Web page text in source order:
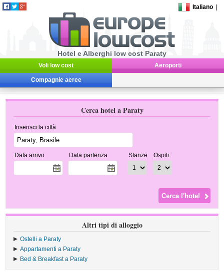
Italiano
Hotel e Alberghi low cost Paraty
Voli low cost Aeroporti
Compagnie aeree
Cerca hotel a Paraty
Inserisci la città
Data arrivo Data partenza Stanze Ospiti
Altri tipi di alloggio
Ostelli a Paraty
Appartamenti a Paraty
Bed & Breakfast a Paraty